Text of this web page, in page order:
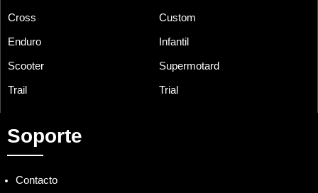
Cross Custom
Enduro Infantil
Scooter Supermotard
Trail Trial
Soporte
Contacto